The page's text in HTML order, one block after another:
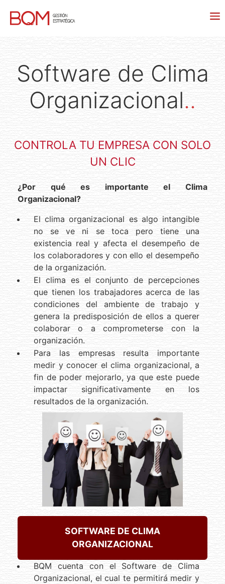
Software de Clima
Organizacional..
CONTROLA TU EMPRESA CON SOLO
UN CLIC
¿Por qué es importante el Clima
Organizacional?
El clima organizacional es algo intangible
no se ve ni se toca pero tiene una
existencia real y afecta el desempeño de
los colaboradores y con ello el desempeño
de la organización.
El clima es el conjunto de percepciones
que tienen los trabajadores acerca de las
condiciones del ambiente de trabajo y
genera la predisposición de ellos a querer
colaborar o a comprometerse con la
organización.
Para las empresas resulta importante
medir y conocer el clima organizacional, a
fin de poder mejorarlo, ya que este puede
impactar significativamente en los
resultados de la organización.
SOFTWARE DE CLIMA
ORGANIZACIONAL
BQM cuenta con el Software de Clima
Organizacional, el cual te permitirá medir y